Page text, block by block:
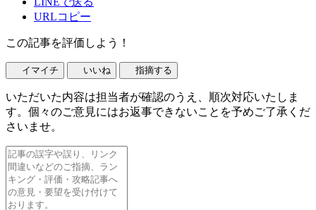
URLコピー
この記事を評価しよう！
イマイチ いいね 指摘する
いただいた内容は担当者が確認のうえ、順次対応いたしま
す。個々のご意見にはお返事できないことを予めご了承くだ
さいませ。